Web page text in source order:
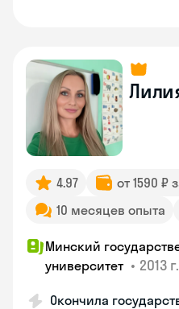
4.97
от 1590 ₽
10 месяцев опыта
Минский
университет • 2013 г.
Окончила